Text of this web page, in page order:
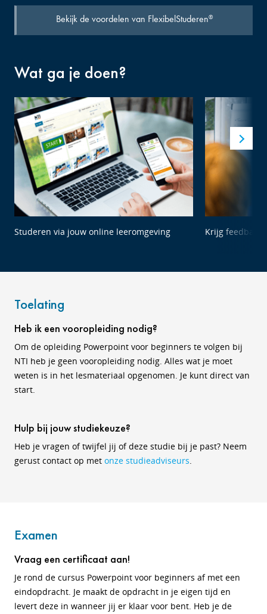
Bekijk de voordelen van FlexibelStuderen®
Wat ga je doen?
Studeren via jouw online leeromgeving Krijg feedback
Toelating
Heb ik een vooropleiding nodig?
Om de opleiding Powerpoint voor beginners te volgen bij
NTI heb je geen vooropleiding nodig. Alles wat je moet
weten is in het lesmateriaal opgenomen. Je kunt direct van
start.
Hulp bij jouw studiekeuze?
Heb je vragen of twijfel jij of deze studie bij je past? Neem
gerust contact op met onze studieadviseurs.
Examen
Vraag een certificaat aan!
Je rond de cursus Powerpoint voor beginners af met een
eindopdracht. Je maakt de opdracht in je eigen tijd en
levert deze in wanneer jij er klaar voor bent. Heb je de